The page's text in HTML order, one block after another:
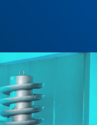
阿维泰柯AViTEQ
统 – 确保生产流程